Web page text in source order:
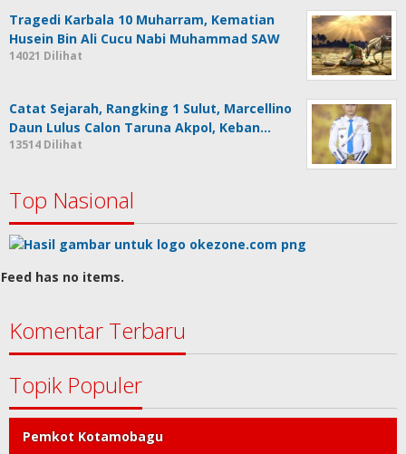
Tragedi Karbala 10 Muharram, Kematian
Husein Bin Ali Cucu Nabi Muhammad SAW
14021 Dilihat
Catat Sejarah, Rangking 1 Sulut, Marcellino
Daun Lulus Calon Taruna Akpol, Keban…
13514 Dilihat
Top Nasional
Feed has no items.
Komentar Terbaru
Topik Populer
Pemkot Kotamobagu